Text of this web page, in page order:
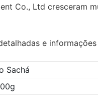
Co., Ltd cresceram
e
Sachá